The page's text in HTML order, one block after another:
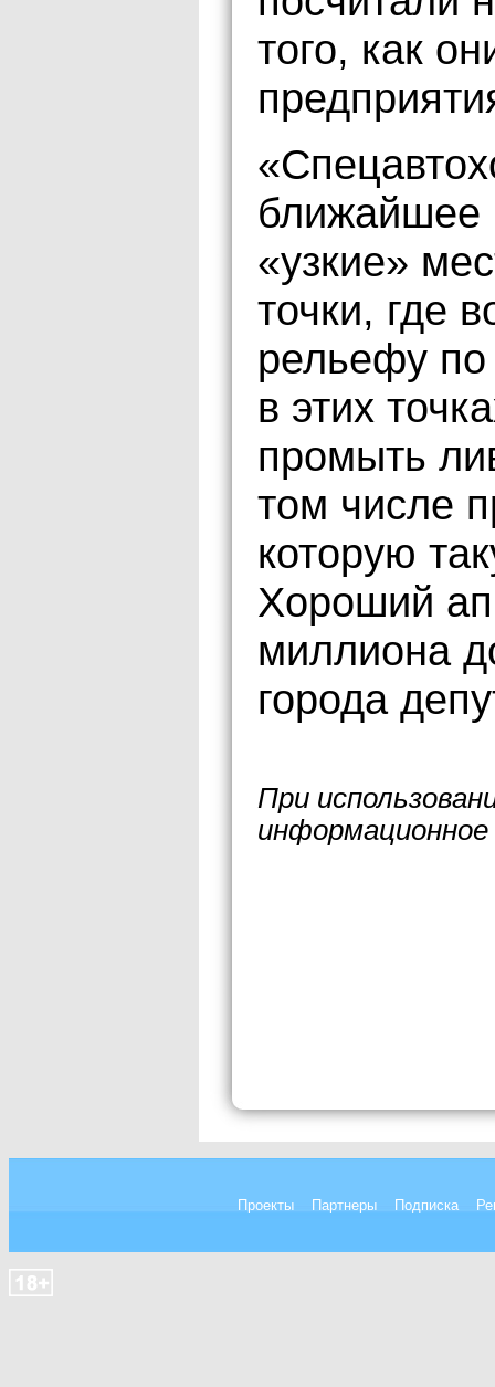
того, как
ближайшее
«узкие»
точки, где
рельефу
в этих
промыть
том числе
которую
Хороший
миллиона
города
При
Проекты Партнеры Подписка